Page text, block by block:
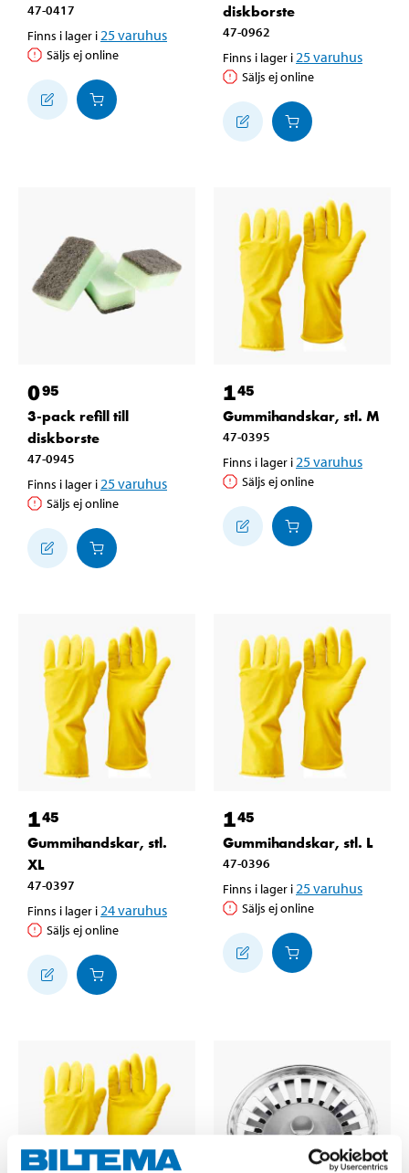
47-0417
Finns i lager i 25varuhus
Säljs ej online
diskborste
47-0962
Finns i lager i 25varuhus
Säljs ej online
095
3-pack refill till
diskborste
47-0945
Finns i lager i 25varuhus
Säljs ej online
145
Gummihandskar, stl. M
47-0395
Finns i lager i 25varuhus
Säljs ej online
145
Gummihandskar, stl.
XL
47-0397
Finns i lager i 24varuhus
Säljs ej online
145
Gummihandskar, stl. L
47-0396
Finns i lager i 25varuhus
Säljs ej online